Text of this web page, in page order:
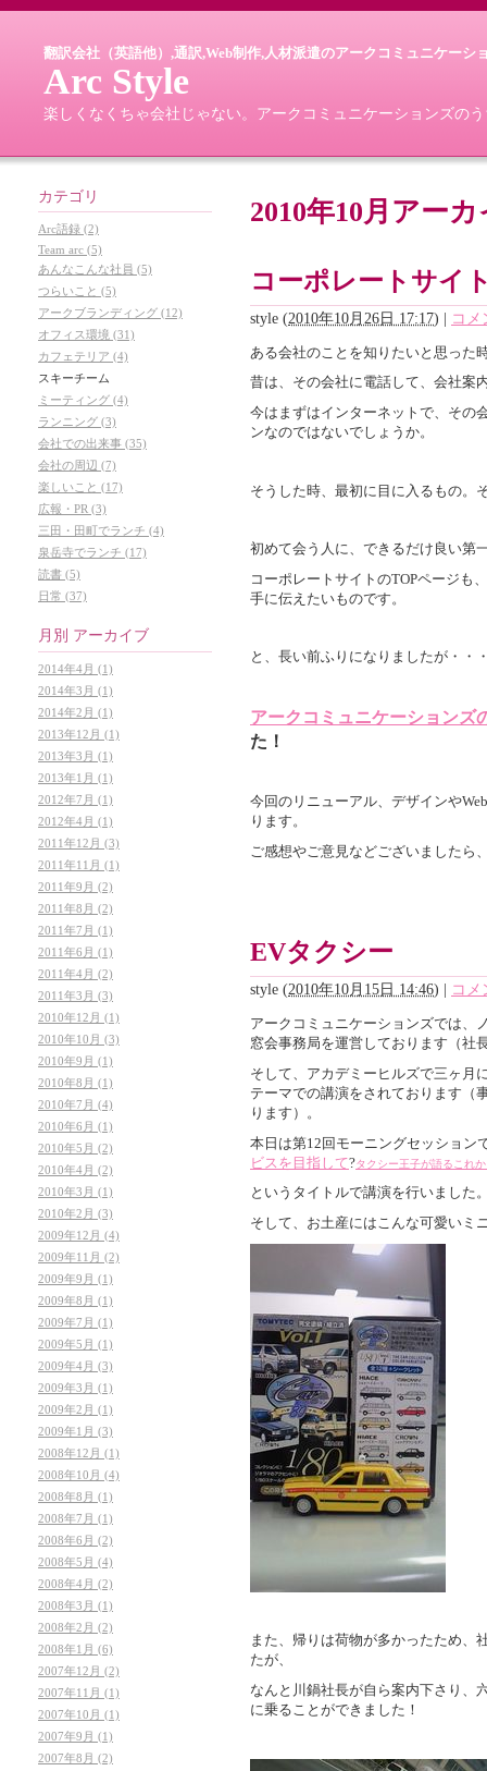
翻訳会社（英語他）,通訳,Web制作,人材派遣のアークコミュニケーシ
Arc Style
楽しくなくちゃ会社じゃない。アークコミュニケーションズ
2010年10月アー
コーポレートサイ
style (2010年10月26日 17:17) | コメ
ある会社のことを知りたいと思った
昔は、その会社に電話して、会社案
今はまずはインターネットで、その
ンなのではないでしょうか。
そうした時、最初に目に入るもの。
初めて会う人に、できるだけ良い第
コーポレートサイトのTOPページも
手に伝えたいものです。
と、長い前ふりになりましたが・・
アークコミュニケーションズ
た！
今回のリニューアル、デザインや
ります。
ご感想やご意見などございましたら
EVタクシー
style (2010年10月15日 14:46) | コメ
アークコミュニケーションズでは、
窓会事務局を運営しております（社
そして、アカデミーヒルズで三ヶ月
テーマでの講演をされております（
ります）。
本日は第12回モーニングセッション
ビスを目指して?タクシー王子が語るこれ
というタイトルで講演を行いました
そして、お土産にはこんな可愛いミ
また、帰りは荷物が多かったため、
たが、
なんと川鍋社長が自ら案内下さり、
に乗ることができました！
カテゴリ
Arc語録 (2)
Team arc (5)
あんなこんな社員 (5)
つらいこと (5)
アークブランディング (12)
オフィス環境 (31)
カフェテリア (4)
スキーチーム
ミーティング (4)
ランニング (3)
会社での出来事 (35)
会社の周辺 (7)
楽しいこと (17)
広報・PR (3)
三田・田町でランチ (4)
泉岳寺でランチ (17)
読書 (5)
日常 (37)
月別 アーカイブ
2014年4月 (1)
2014年3月 (1)
2014年2月 (1)
2013年12月 (1)
2013年3月 (1)
2013年1月 (1)
2012年7月 (1)
2012年4月 (1)
2011年12月 (3)
2011年11月 (1)
2011年9月 (2)
2011年8月 (2)
2011年7月 (1)
2011年6月 (1)
2011年4月 (2)
2011年3月 (3)
2010年12月 (1)
2010年10月 (3)
2010年9月 (1)
2010年8月 (1)
2010年7月 (4)
2010年6月 (1)
2010年5月 (2)
2010年4月 (2)
2010年3月 (1)
2010年2月 (3)
2009年12月 (4)
2009年11月 (2)
2009年9月 (1)
2009年8月 (1)
2009年7月 (1)
2009年5月 (1)
2009年4月 (3)
2009年3月 (1)
2009年2月 (1)
2009年1月 (3)
2008年12月 (1)
2008年10月 (4)
2008年8月 (1)
2008年7月 (1)
2008年6月 (2)
2008年5月 (4)
2008年4月 (2)
2008年3月 (1)
2008年2月 (2)
2008年1月 (6)
2007年12月 (2)
2007年11月 (1)
2007年10月 (1)
2007年9月 (1)
2007年8月 (2)